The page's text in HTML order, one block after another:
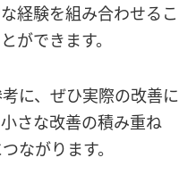
経験を組み合わせるこ
ができます。
に、ぜひ実際の改善に
さな改善の積み重ね
ながります。